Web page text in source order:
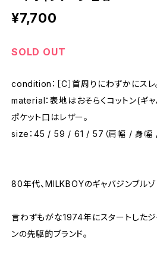
¥7,700
SOLD OUT
condition：［C］首周りにわずかにスレ
material：表地はおそらくコットン(ギャ
ポケット口はレザー。
size：45 / 59 / 61 / 57（肩幅 / 身幅 /
80年代、MILKBOYのギャバジンブルゾ
言わずもがな1974年にスタートしたジ
ンの先駆的ブランド。